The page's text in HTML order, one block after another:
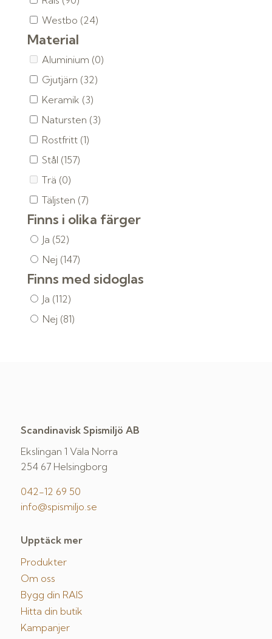
Westbo (24)
Material
Aluminium (0)
Gjutjärn (32)
Keramik (3)
Natursten (3)
Rostfritt (1)
Stål (157)
Trä (0)
Täljsten (7)
Finns i olika färger
Ja (52)
Nej (147)
Finns med sidoglas
Ja (112)
Nej (81)
Scandinavisk Spismiljö AB
Ekslingan 1 Väla Norra
254 67 Helsingborg
042-12 69 50
info@spismiljo.se
Upptäck mer
Produkter
Om oss
Bygg din RAIS
Hitta din butik
Kampanjer